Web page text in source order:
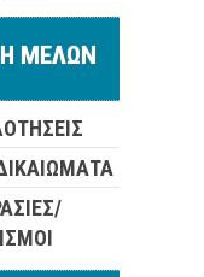
ΜΕΛΩΝ